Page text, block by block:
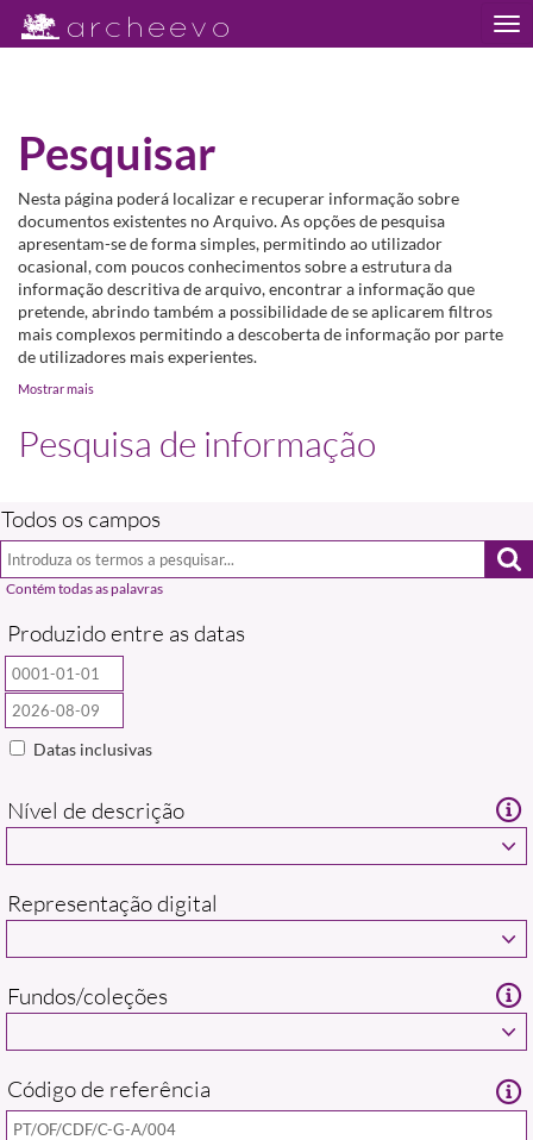
Pesquisar
Nesta página poderá localizar e recuperar informação sobre
documentos existentes no Arquivo. As opções de pesquisa
apresentam-se de forma simples, permitindo ao utilizador
ocasional, com poucos conhecimentos sobre a estrutura da
informação descritiva de arquivo, encontrar a informação que
pretende, abrindo também a possibilidade de se aplicarem filtros
mais complexos permitindo a descoberta de informação por parte
de utilizadores mais experientes.
Mostrar mais
Pesquisa de informação
Todos os campos
Produzido entre as datas
Datas inclusivas
Nível de descrição
Representação digital
Fundos/coleções
Código de referência